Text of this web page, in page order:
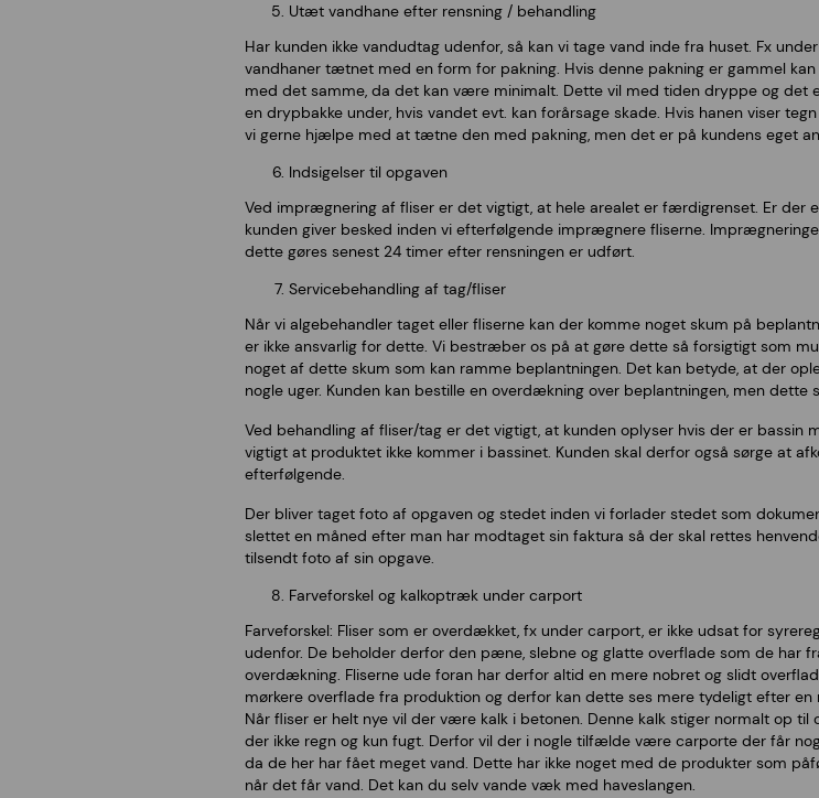
Utæt vandhane efter rensning / behandling
Har kunden ikke vandudtag udenfor, så kan vi tage vand inde fra huset. Fx
vandhaner tætnet med en form for pakning. Hvis denne pakning er gammel
med det samme, da det kan være minimalt. Dette vil med tiden dryppe og
en drypbakke under, hvis vandet evt. kan forårsage skade. Hvis hanen viser
vi gerne hjælpe med at tætne den med pakning, men det er på kundens eget
Indsigelser til opgaven
Ved imprægnering af fliser er det vigtigt, at hele arealet er færdigrenset. Er der
kunden giver besked inden vi efterfølgende imprægnere fliserne.
dette gøres senest 24 timer efter rensningen er udført.
Servicebehandling af tag/fliser
Når vi algebehandler taget eller fliserne kan der komme noget skum på
er ikke ansvarlig for dette. Vi bestræber os på at gøre dette så forsigtigt som
noget af dette skum som kan ramme beplantningen. Det kan betyde, at der
nogle uger. Kunden kan bestille en overdækning over beplantningen, men dette
Ved behandling af fliser/tag er det vigtigt, at kunden oplyser hvis der er bassin
vigtigt at produktet ikke kommer i bassinet. Kunden skal derfor også sørge at
efterfølgende.
Der bliver taget foto af opgaven og stedet inden vi forlader stedet som
slettet en måned efter man har modtaget sin faktura så der skal rettes
tilsendt foto af sin opgave.
Farveforskel og kalkoptræk under carport
Farveforskel: Fliser som er overdækket, fx under carport, er ikke udsat for
udenfor. De beholder derfor den pæne, slebne og glatte overflade som de har
overdækning. Fliserne ude foran har derfor altid en mere nobret og slidt
mørkere overflade fra produktion og derfor kan dette ses mere tydeligt efter
Når fliser er helt nye vil der være kalk i betonen. Denne kalk stiger normalt op
der ikke regn og kun fugt. Derfor vil der i nogle tilfælde være carporte der får
da de her har fået meget vand. Dette har ikke noget med de produkter som
når det får vand. Det kan du selv vande væk med haveslangen.